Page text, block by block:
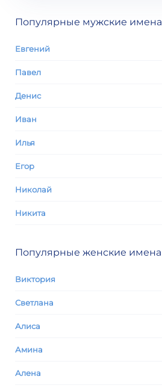
Популярные мужские имена
Евгений
Павел
Денис
Иван
Илья
Егор
Николай
Никита
Популярные женские имена
Виктория
Светлана
Алиса
Амина
Алена